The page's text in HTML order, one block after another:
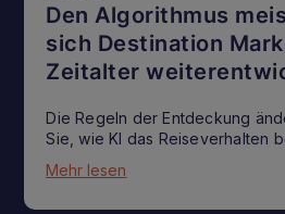
Den Algorithmus
sich Destination
Zeitalter
Die Regeln der Entdeckung
Sie, wie KI das Reiseverhalten
Mehr lesen